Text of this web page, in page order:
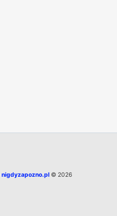
nigdyzapozno.pl © 2026